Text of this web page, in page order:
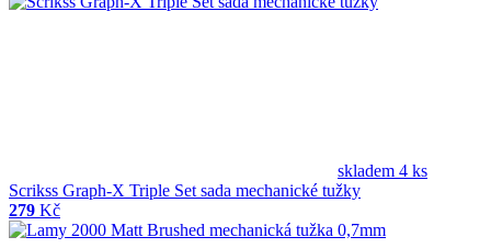
skladem 4 ks
Scrikss Graph-X Triple Set sada mechanické tužky
279 Kč